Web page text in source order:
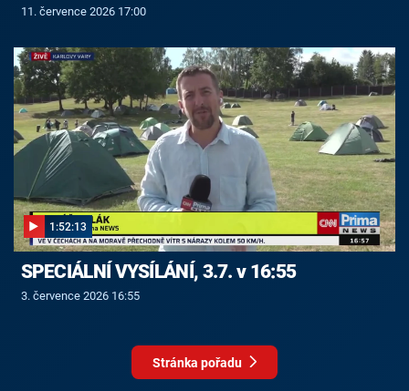
11. července 2026 17:00
1:52:13
SPECIÁLNÍ VYSÍLÁNÍ, 3.7. v 16:55
3. července 2026 16:55
Stránka pořadu